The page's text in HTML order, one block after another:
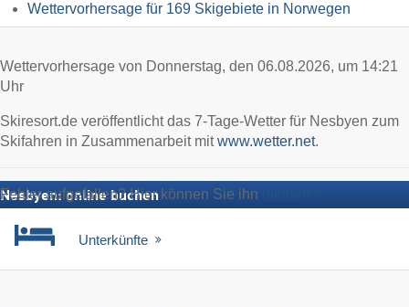
Wettervorhersage für 169 Skigebiete in Norwegen
Wettervorhersage von Donnerstag, den 06.08.2026, um 14:21
Uhr
Skiresort.de veröffentlicht das 7-Tage-Wetter für Nesbyen zum
Skifahren in Zusammenarbeit mitwww.wetter.net.
Fehler aufgefallen? Hier können Sie ihn
Nesbyen: online buchen
Unterkünfte